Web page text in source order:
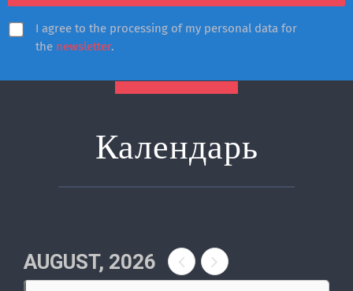
I agree to the processing of my personal data for
the newsletter.
Календарь
AUGUST, 2026